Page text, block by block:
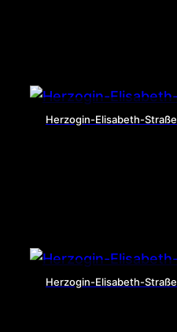
Herzogin-Elisabeth-Straße
Herzogin-Elisabeth-Straße